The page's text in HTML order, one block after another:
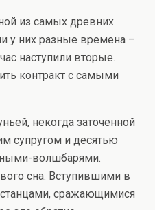
из самых древних
у них разные времена –
наступили вторые.
контракт с самыми
некогда заточенной
супругом и десятью
волшбарями.
сна. Вступившими в
сражающимися